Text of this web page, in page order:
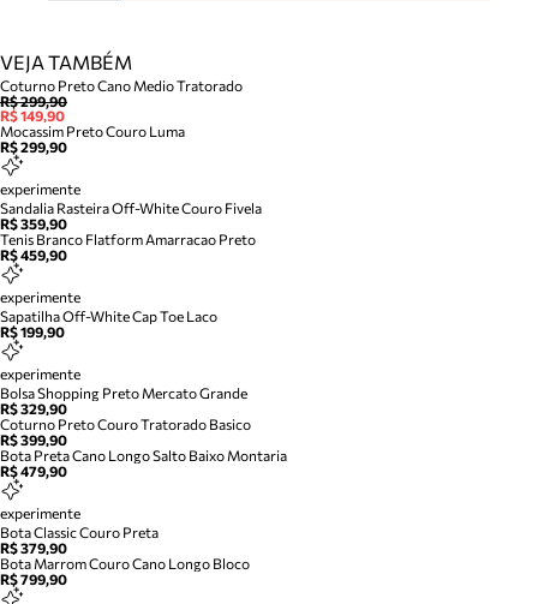
VEJA TAMBÉM
Coturno Preto Cano Medio Tratorado
R$ 299,90
R$ 149,90
Mocassim Preto Couro Luma
R$ 299,90
experimente
Sandalia Rasteira Off-White Couro Fivela
R$ 359,90
Tenis Branco Flatform Amarracao Preto
R$ 459,90
experimente
Sapatilha Off-White Cap Toe Laco
R$ 199,90
experimente
Bolsa Shopping Preto Mercato Grande
R$ 329,90
Coturno Preto Couro Tratorado Basico
R$ 399,90
Bota Preta Cano Longo Salto Baixo Montaria
R$ 479,90
experimente
Bota Classic Couro Preta
R$ 379,90
Bota Marrom Couro Cano Longo Bloco
R$ 799,90